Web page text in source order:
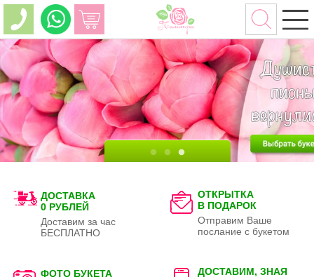
ДОСТАВКА
0 РУБЛЕЙ
Доставим за час
БЕСПЛАТНО
ОТКРЫТКА
В ПОДАРОК
Отправим Ваше
послание с букетом
ФОТО БУКЕТА
ДОСТАВИМ, ЗНАЯ